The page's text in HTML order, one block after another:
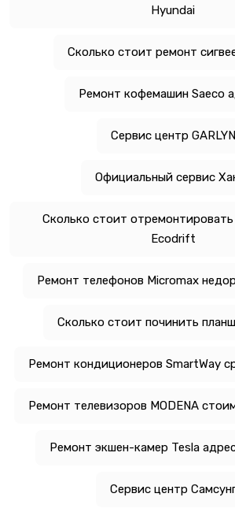
Hyundai
Сколько стоит ремонт
Ремонт кофемашин Saeco
Сервис центр GARLYN
Официальный сервис
Сколько стоит
Ecodrift
Ремонт телефонов Micromax
Сколько стоит починить
Ремонт кондиционеров SmartWay
Ремонт телевизоров MODENA
Ремонт экшен-камер Tesla
Сервис центр